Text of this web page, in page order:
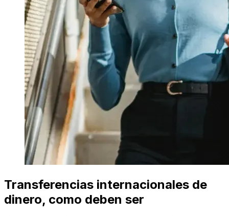
Transferencias internacionales de
dinero, como deben ser